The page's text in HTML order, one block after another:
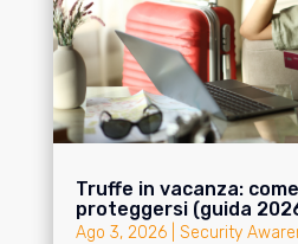
Truffe in vacanza:
proteggersi (guida
Ago 3, 2026| Security